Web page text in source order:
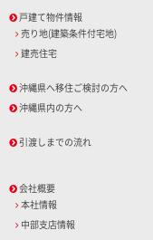
戸建て物件情報
売り地(建築条件付宅地)
建売住宅
沖縄県へ移住ご検討の方へ
沖縄県内の方へ
引渡しまでの流れ
会社概要
本社情報
中部支店情報